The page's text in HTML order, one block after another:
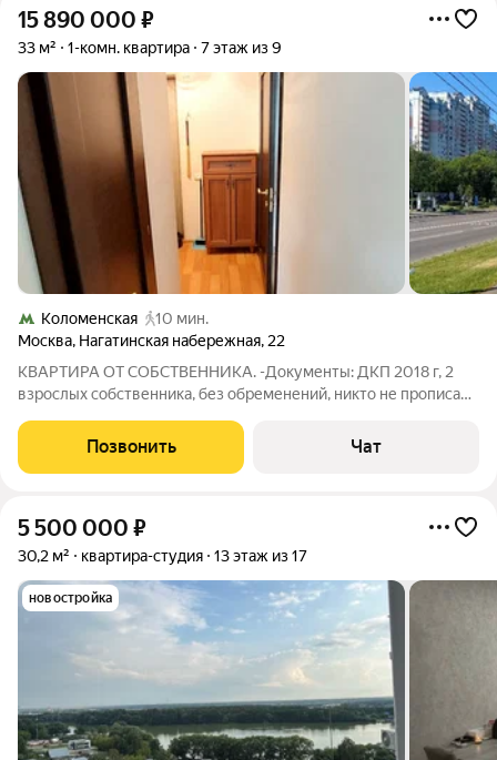
15 890 000 ₽
33 м² 1-комн. квартира 7 этаж из 9
Коломенская
10 мин.
Москва, Нагатинская набережная, 22
КВАРТИРА ОТ СОБСТВЕННИКА. -Документы: ДКП 2018 г, 2
взрослых собственника, без обременений, никто не прописан -
мин. до прогулочной набережной 15 мин.( 5 станций,
Замоскворецкая линия, до Красной
Позвонить Чат
5 500 000 ₽
30,2 м² квартира-студия 13 этаж из 17
новостройка